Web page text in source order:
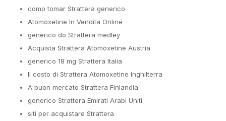
como tomar Strattera generico
Atomoxetine In Vendita Online
generico do Strattera medley
Acquista Strattera Atomoxetine Austria
generico 18 mg Strattera Italia
Il costo di Strattera Atomoxetine Inghilterra
A buon mercato Strattera Finlandia
generico Strattera Emirati Arabi Uniti
siti per acquistare Strattera